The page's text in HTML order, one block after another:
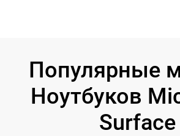
Популярные
Ноутбуков
Surface